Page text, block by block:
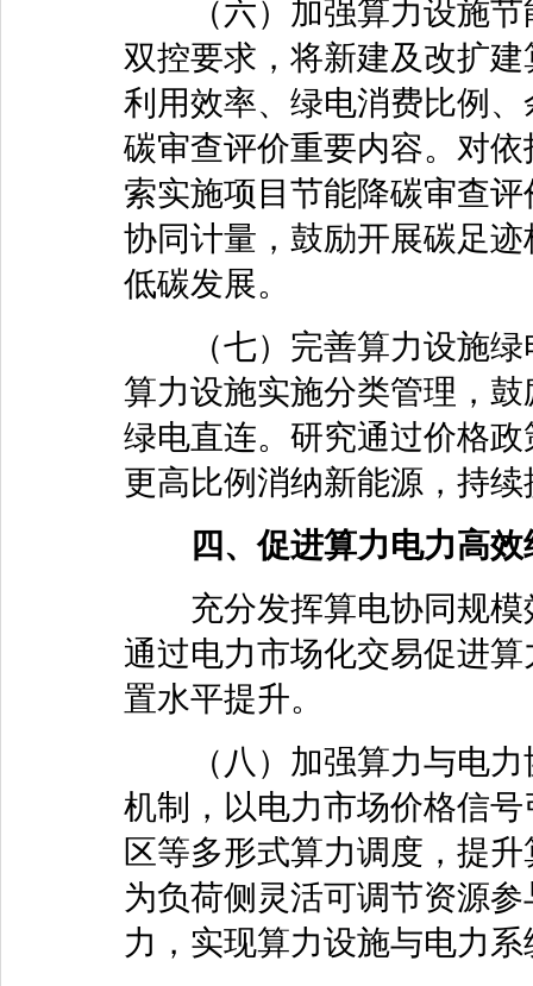
（六）加强算力设施节
双控要求，将新建及改扩
利用效率、绿电消费比例
碳审查评价重要内容。对
索实施项目节能降碳审查
协同计量，鼓励开展碳足
低碳发展。
（七）完善算力设施绿
算力设施实施分类管理，
绿电直连。研究通过价格
更高比例消纳新能源，持
四、促进算力电力高
充分发挥算电协同规模
通过电力市场化交易促进
置水平提升。
（八）加强算力与电力
机制，以电力市场价格信
区等多形式算力调度，提
为负荷侧灵活可调节资源
力，实现算力设施与电力